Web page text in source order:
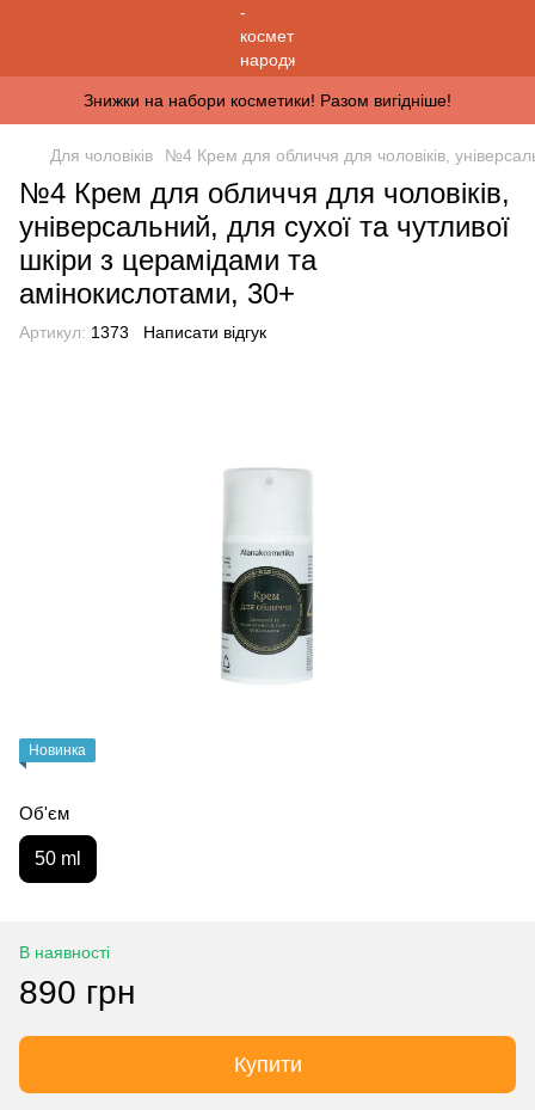
Знижки на набори косметики! Разом вигідніше!
Для чоловіків №4 Крем для обличчя для чоловіків,
№4 Крем для обличчя для чоловіків,
універсальний, для сухої та чутливої
шкіри з церамідами та
амінокислотами, 30+
Артикул: 1373 Написати відгук
Новинка
Об'єм
50 ml
В наявності
890 грн
Купити